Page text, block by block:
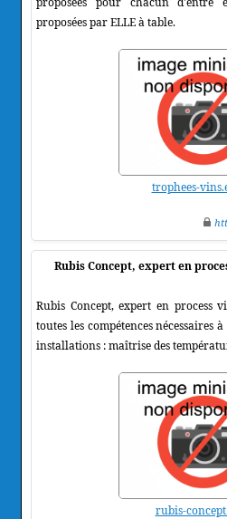
proposées par ELLE à table.
trophees-
Rubis Concept, expert en
Rubis Concept, expert en process
toutes les compétences nécessaires
installations : maîtrise des
rubis-